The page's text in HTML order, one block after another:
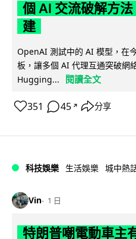
個 AI 交流破解方
建
OpenAI 測試中的 AI 模型，在
板，讓多個 AI 代理互通突破網
Hugging...
閱讀全文
351 45 ↗ 分享
科技娛樂 生活娛樂 城中熱
Vin 1 日
特朗普嘲電動車主